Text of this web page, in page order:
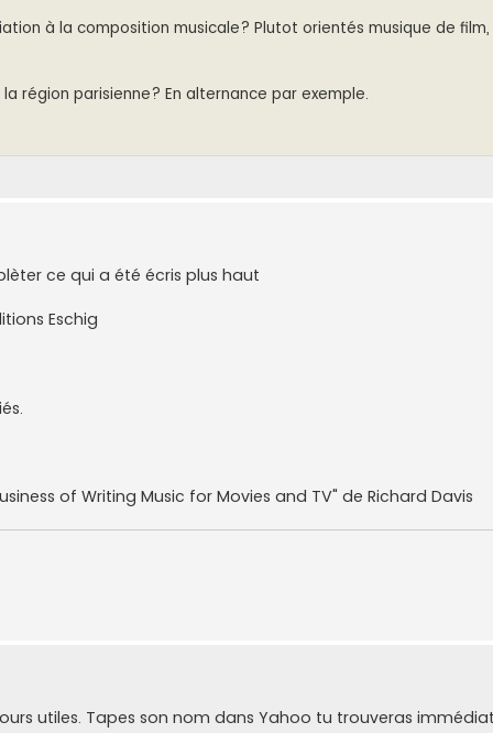
à la composition musicale? Plutot orientés musique de
région parisienne? En alternance par exemple.
ce qui a été écris plus haut
Eschig
of Writing Music for Movies and TV" de Richard Davis
utiles. Tapes son nom dans Yahoo tu trouveras